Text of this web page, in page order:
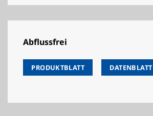
Abflussfrei
PRODUKTBLATT DATENBLATT